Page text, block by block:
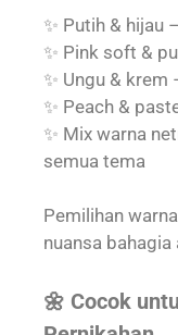
✨ Putih & hijau
✨ Pink soft &
✨ Ungu & krem
✨ Peach &
✨ Mix warna
semua tema
Pemilihan
nuansa bahagia
🌼 Cocok